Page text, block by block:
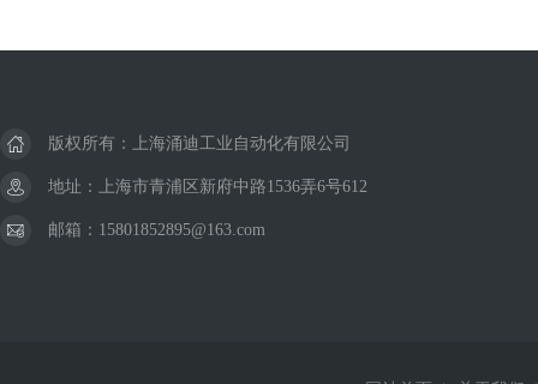
版权所有：上海涌迪工业自动化有限公司
地址：上海市青浦区新府中路1536弄6号612
邮箱：15801852895@163.com